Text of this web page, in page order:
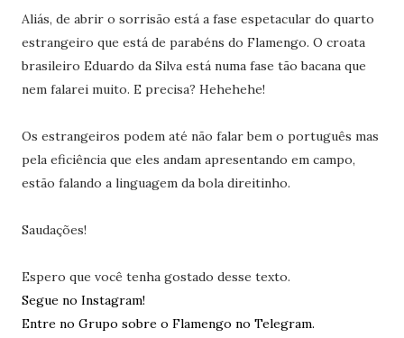
Aliás, de abrir o sorrisão está a fase espetacular do quarto
estrangeiro que está de parabéns do Flamengo. O croata
brasileiro Eduardo da Silva está numa fase tão bacana que
nem falarei muito. E precisa? Hehehehe!
Os estrangeiros podem até não falar bem o português mas
pela eficiência que eles andam apresentando em campo,
estão falando a linguagem da bola direitinho.
Saudações!
Espero que você tenha gostado desse texto.
Segue no Instagram!
Entre no Grupo sobre o Flamengo no Telegram.